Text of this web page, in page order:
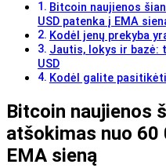
Bitcoin naujienos
USD patenka į EMA
Kodėl jenų prekyba
Jautis, lokys ir bazė:
USD
Kodėl galite
Bitcoin naujienos
atšokimas nuo 60
EMA sieną